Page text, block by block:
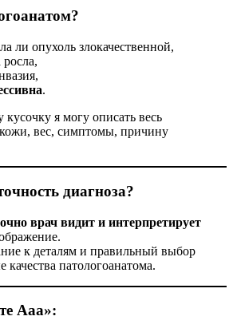
ли опухоль злокачественной,
.
я могу описать весь
вес, симптомы, причину
диагноза?
врач видит и интерпретирует
к деталям и правильный выбор
патологоанатома.
Ааа»: